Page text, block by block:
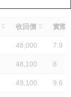
收回價 實際
48,000 7.9
48,100 8
49,100 9.6